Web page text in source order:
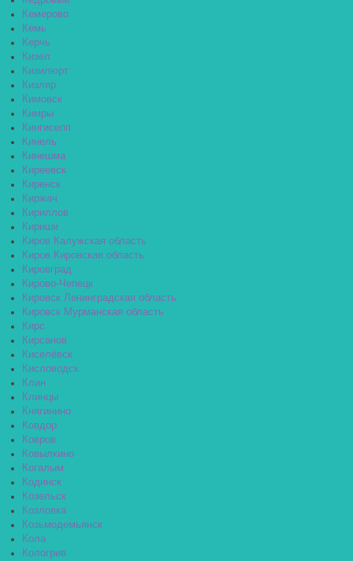
Кемерово
Кемь
Керчь
Кизел
Кизилюрт
Кизляр
Кимовск
Кимры
Кингисепп
Кинель
Кинешма
Киреевск
Киренск
Киржач
Кириллов
Кириши
Киров Калужская область
Киров Кировская область
Кировград
Кирово-Чепецк
Кировск Ленинградская область
Кировск Мурманская область
Кирс
Кирсанов
Киселёвск
Кисловодск
Клин
Клинцы
Княгинино
Ковдор
Ковров
Ковылкино
Когалым
Кодинск
Козельск
Козловка
Козьмодемьянск
Кола
Кологрив